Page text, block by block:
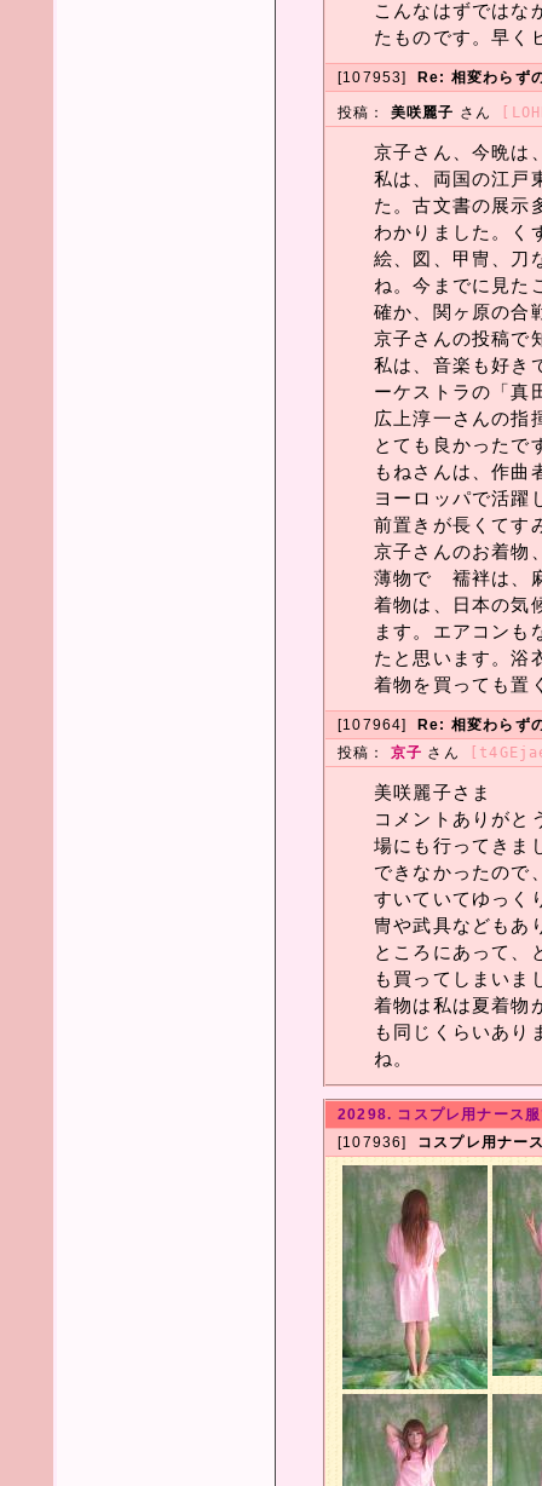
こんなはずではな
たものです。早く
[107953] Re: 相変わらず
投稿： 美咲麗子 さん
京子さん、今晩は
私は、両国の江戸
た。古文書の展示
わかりました。く
絵、図、甲冑、刀
ね。今までに見た
確か、関ヶ原の合
京子さんの投稿で
私は、音楽も好き
ーケストラの「真
広上淳一さんの指
とても良かったで
もねさんは、作曲
ヨーロッパで活躍
前置きが長くてす
京子さんのお着物
薄物で 襦袢は、
着物は、日本の気
ます。エアコンも
たと思います。浴
着物を買っても置
[107964]
Re: 相変わらず
投稿： 京子 さん
美咲麗子さま
コメントありがと
場にも行ってきま
できなかったので
すいていてゆっく
冑や武具などもあ
ところにあって、
も買ってしまいま
着物は私は夏着物
も同じくらいあり
ね。
20298. コスプレ用ナース
[107936] コスプレ用ナー